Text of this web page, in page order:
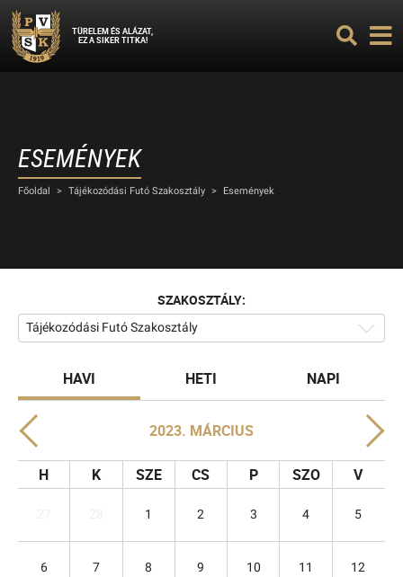
TÜRELEM ÉS ALÁZAT,
EZ A SIKER TITKA!
ESEMÉNYEK
Főoldal > Tájékozódási Futó Szakosztály > Események
SZAKOSZTÁLY:
Tájékozódási Futó Szakosztály
HAVI HETI NAPI
2023. MÁRCIUS
H K SZE CS P SZO V
1 2 3 4 5
6 7 8 9 10 11 12